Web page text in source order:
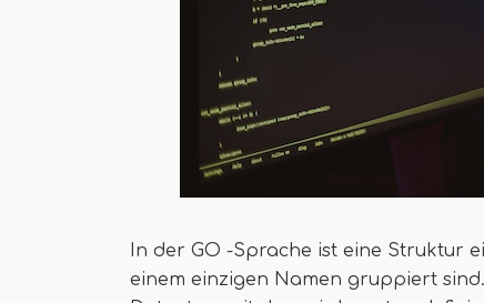
In der GO -Sprache ist eine Struktur
einem einzigen Namen gruppiert